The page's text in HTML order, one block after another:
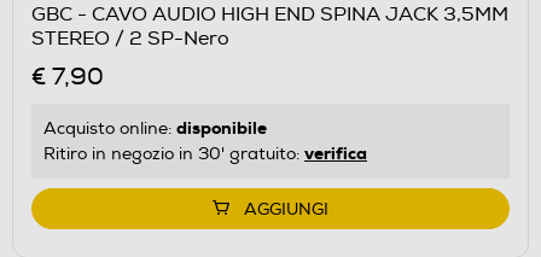
GBC - CAVO AUDIO HIGH END SPINA JACK 3,5MM
STEREO / 2 SP-Nero
€ 7,90
Acquisto online: disponibile
Ritiro in negozio in 30' gratuito: verifica
AGGIUNGI